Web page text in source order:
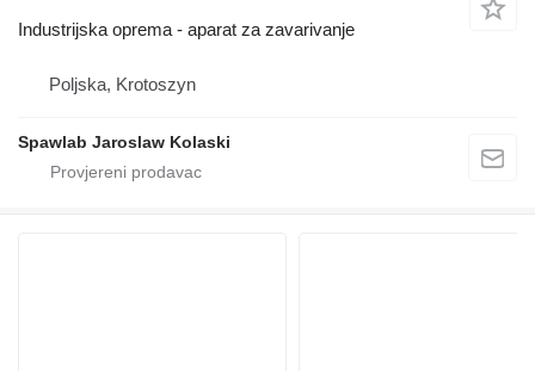
Industrijska oprema - aparat za zavarivanje
Poljska, Krotoszyn
Spawlab Jaroslaw Kolaski